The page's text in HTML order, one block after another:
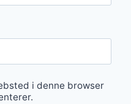
i denne browser